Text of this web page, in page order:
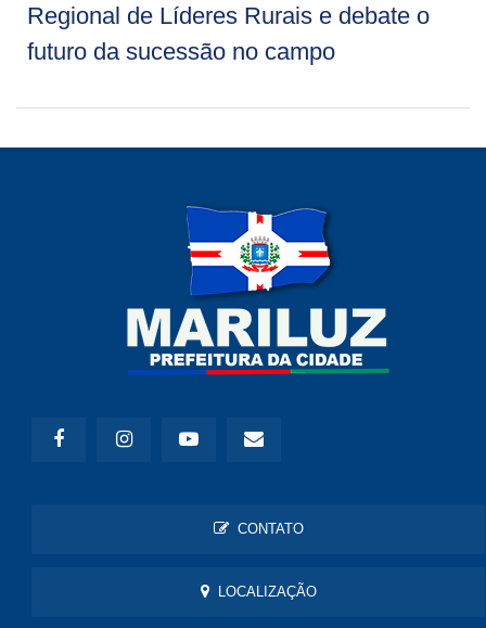
Regional de Líderes Rurais e debate o
futuro da sucessão no campo
CONTATO
LOCALIZAÇÃO